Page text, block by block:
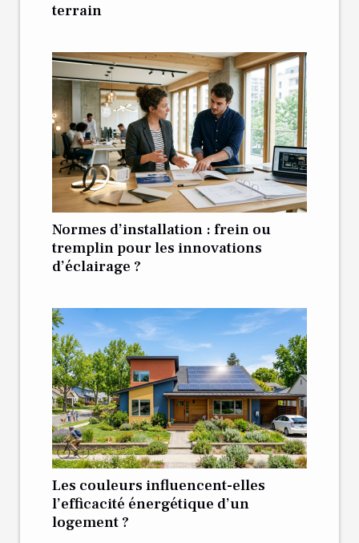
terrain
Normes d’installation : frein ou
tremplin pour les innovations
d’éclairage ?
Les couleurs influencent-elles
l’efficacité énergétique d’un
logement ?